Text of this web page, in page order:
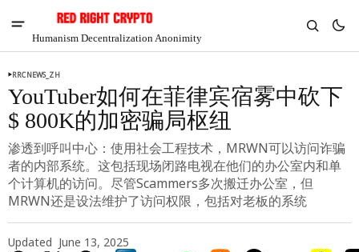
Humanism Decentralization Anonimity
RRCNEWS_ZH
YouTuber如何在菲律宾宿雾中砍下
$ 800K的加密骗局枢纽
渗透到呼叫中心：使用社会工程技术，MRWN可以访问诈骗
者的内部系统。这包括现场闭路电视在他们的办公室内和单
个计算机的访问。尽管Scammers多次搬迁办公室，但
MRWN还是设法维护了访问权限，包括对老板的系统
Updated June 13, 2025